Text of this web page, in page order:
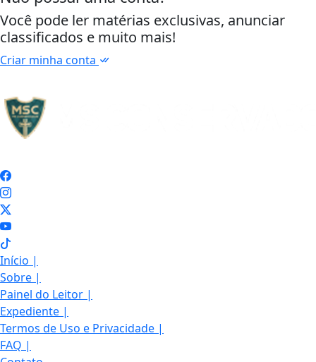
Você pode ler matérias exclusivas, anunciar
classificados e muito mais!
Criar minha conta
Início |
Sobre |
Painel do Leitor |
Expediente |
Termos de Uso e Privacidade |
FAQ |